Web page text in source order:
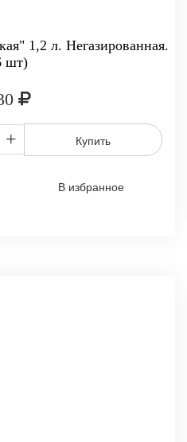
1,2 л. Негазированная.
шт)
+ Купить
В избранное